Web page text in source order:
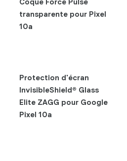
Coque Force Pulse
transparente pour Pixel
10a
Protection d'écran
InvisibleShield® Glass
Elite ZAGG pour Google
Pixel 10a